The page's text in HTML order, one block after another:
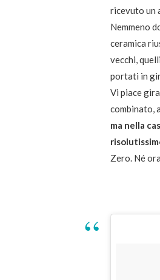
ricevuto un
Nemmeno
ceramica
vecchi,
portati in
Vi piace
combinato,
ma nella
Zero. Né